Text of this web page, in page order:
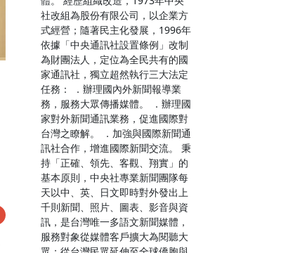
社改組為股份有限公司，以企業方
式經營；隨著民主化發展，1996年
依據「中央通訊社設置條例」改制
為財團法人，定位為全民共有的國
家通訊社，獨立超然執行三大法定
任務： ．辦理國內外新聞報導業
務，服務大眾傳播媒體。 ．辦理國
家對外新聞通訊業務，促進國際對
台灣之瞭解。 ．加強與國際新聞通
訊社合作，增進國際新聞交流。 秉
持「正確、領先、客觀、翔實」的
基本原則，中央社專業新聞團隊每
天以中、英、日文即時對外發出上
千則新聞、照片、圖表、影音與資
訊，是台灣唯一多語文新聞媒體，
服務對象從媒體客戶擴大為閱聽大